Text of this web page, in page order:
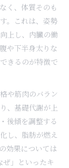
訣
力と実感
理由と方法
習慣とは
生活の工夫
が有効な理由
を防ぐコツ
を目指す
意点まとめ
く、体質そのも
。これは、姿勢
上し、内臓の働
や下半身太りな
きるのが特徴で
や筋肉のバラン
、基礎代謝が上
後傾を調整する
し、脂肪が燃え
効果については
ぜ」といったキ